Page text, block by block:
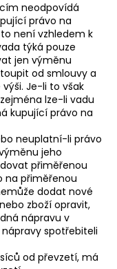
neodpovídá
právo na
není vzhledem k
týká pouze
jen výměnu
od smlouvy a
Je-li to však
lze-li vadu
kupující právo na
neuplatní-li právo
jeho
přiměřenou
na přiměřenou
dodat nové
zboží opravit,
nápravu v
spotřebiteli
od převzetí, má